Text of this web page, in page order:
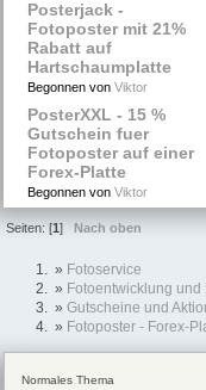
Posterjack -
Fotoposter mit 21%
Rabatt auf
Hartschaumplatte
Begonnen von Viktor
PosterXXL - 15 %
Gutschein fuer
Fotoposter auf einer
Forex-Platte
Begonnen von Viktor
Seiten: [1] Nach oben
» Fotoservice
» Fotoentwicklung und
» Gutscheine und
» Fotoposter - Forex-
Normales Thema